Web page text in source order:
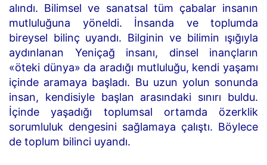
alındı. Bilimsel ve sanatsal tüm çabalar insanın
mutluluğuna yöneldi. İnsanda ve toplumda
bireysel bilinç uyandı. Bilginin ve bilimin ışığıyla
aydınlanan Yeniçağ insanı, dinsel inançların
«öteki dünya» da aradığı mutluluğu, kendi yaşamı
içinde aramaya başladı. Bu uzun yolun sonunda
insan, kendisiyle başlan arasındaki sınırı buldu.
İçinde yaşadığı toplumsal ortamda özerklik
sorumluluk dengesini sağlamaya çalıştı. Böylece
de toplum bilinci uyandı.